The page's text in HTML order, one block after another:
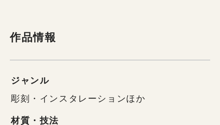
作品情報
ジャンル
彫刻・インスタレーションほか
材質・技法